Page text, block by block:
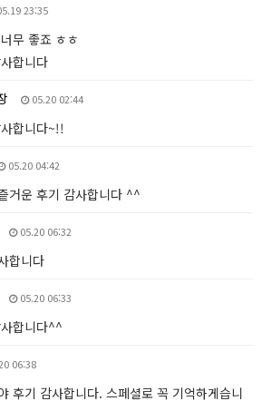
23:35
무 좋죠 ㅎㅎ
합니다
05.20 02:44
합니다~!!
05.20 04:42
거운 후기 감사합니다 ^^
05.20 06:32
합니다
05.20 06:33
합니다^^
06:38
후기 감사합니다. 스페셜로 꼭 기억하게습니